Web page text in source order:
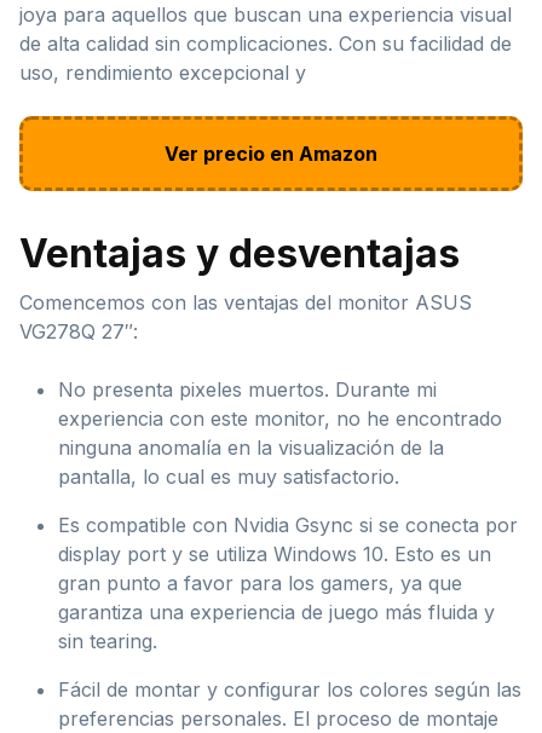
joya para aquellos que buscan una experiencia visual
de alta calidad sin complicaciones. Con su facilidad de
uso, rendimiento excepcional y
Ver precio en Amazon
Ventajas y desventajas
Comencemos con las ventajas del monitor ASUS
VG278Q 27″:
No presenta pixeles muertos. Durante mi
experiencia con este monitor, no he encontrado
ninguna anomalía en la visualización de la
pantalla, lo cual es muy satisfactorio.
Es compatible con Nvidia Gsync si se conecta por
display port y se utiliza Windows 10. Esto es un
gran punto a favor para los gamers, ya que
garantiza una experiencia de juego más fluida y
sin tearing.
Fácil de montar y configurar los colores según las
preferencias personales. El proceso de montaje